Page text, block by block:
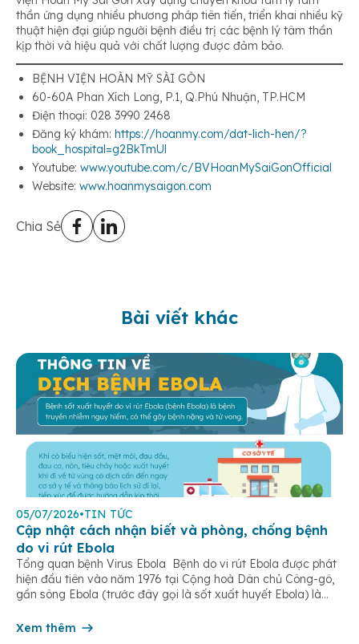
thần ứng dụng nhiều phương pháp tiên tiến, triển khai nhiều kỹ
thuật hiện đại giúp người bệnh điều trị các bệnh lý tâm thần
kịp thời và hiệu quả với chất lượng được đảm bảo.
BỆNH VIỆN HOÀN MỸ SÀI GÒN
60-60A Phan Xích Long, P.1, Q.Phú Nhuận, TP.HCM
Điện thoại: 028 3990 2468
Đăng ký khám: https://hoanmy.com/dat-lich-hen/?
book_hospital=g2BkTmUl
Youtube: www.youtube.com/c/BVHoanMySaiGonOfficial
Website: www.hoanmysaigon.com
Chia Sẻ
Bài viết khác
05/07/2026•TIN TỨC
Cập nhật cách nhận biết và phòng, chống bệnh
do vi rút Ebola
Tổng quan bệnh Virus Ebola Bệnh do vi rút Ebola được phát
hiện đầu tiên vào năm 1976 tại Cộng hoà Dân chủ Công-gô,
gần sông Ebola (trước đây gọi là sốt xuất huyết Ebola) là
dịch. Bệnh lây truyền do tiếp xúc trực […]
Xem thêm